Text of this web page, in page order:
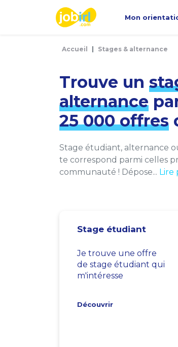
Mon
Accueil Stages & alternance
Trouve un
alternance
25 000 offres
Stage étudiant, alternance
te correspond parmi celles
communauté ! Dépose... Lire
Stage étudiant
Je trouve une offre
de stage étudiant qui
m'intéresse
Découvrir
Panneau de gestion des cookies